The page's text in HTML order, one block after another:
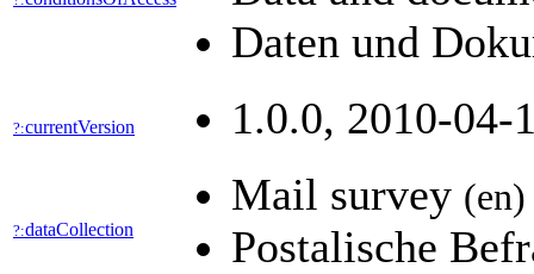
Daten und
?:currentVersion 1.0.0, 2010-
?:dataCollection
Mail survey (en)
Postalische